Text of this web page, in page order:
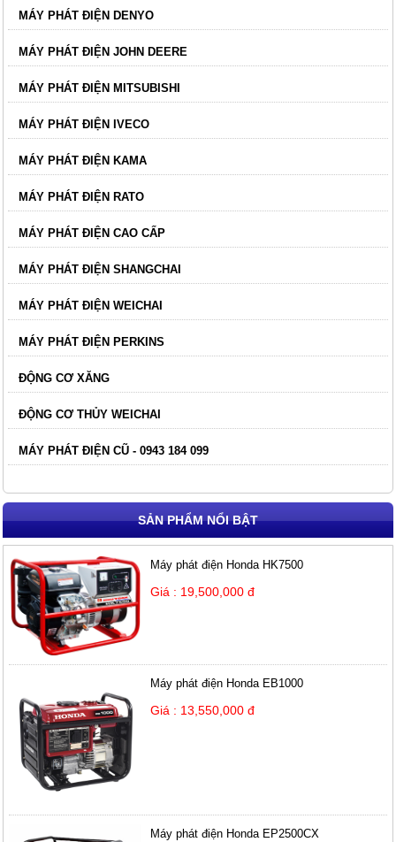
MÁY PHÁT ĐIỆN DENYO
MÁY PHÁT ĐIỆN JOHN DEERE
MÁY PHÁT ĐIỆN MITSUBISHI
MÁY PHÁT ĐIỆN IVECO
MÁY PHÁT ĐIỆN KAMA
MÁY PHÁT ĐIỆN RATO
MÁY PHÁT ĐIỆN CAO CẤP
MÁY PHÁT ĐIỆN SHANGCHAI
MÁY PHÁT ĐIỆN WEICHAI
MÁY PHÁT ĐIỆN PERKINS
ĐỘNG CƠ XĂNG
ĐỘNG CƠ THỦY WEICHAI
MÁY PHÁT ĐIỆN CŨ - 0943 184 099
SẢN PHẨM NỔI BẬT
Máy phát điện Honda HK7500
Giá : 19,500,000 đ
Máy phát điện Honda EB1000
Giá : 13,550,000 đ
Máy phát điện Honda EP2500CX